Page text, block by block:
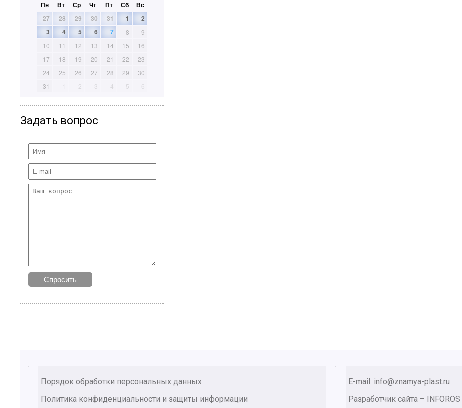
Пн Вт Ср Чт Пт Сб
Вс
27
28 29 30 31 1
2
3
4 5 6 7 8
9
10
11 12 13 14 15
16
17
18 19 20 21 22
23
24
25 26 27 28 29
30
31
1 2 3 4 5 6
Задать вопрос
Порядок обработки персональных данных
Политика конфиденциальности и защиты информации
E-mail: info@znamya-plast.ru
Разработчик сайта – INFOROS